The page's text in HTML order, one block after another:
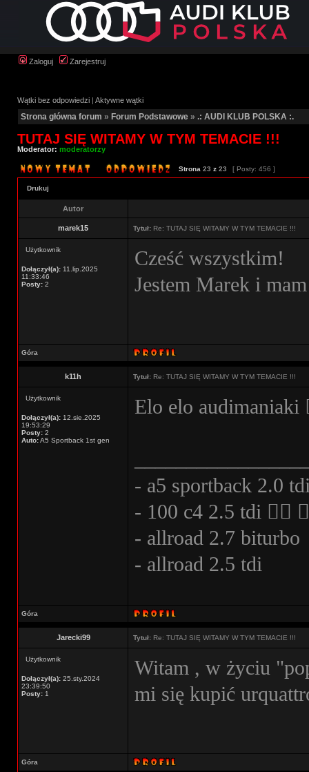
Zaloguj Zarejestruj
Wątki bez odpowiedzi | Aktywne wątki
Strona główna forum » Forum Podstawowe » .: AUDI KLUB POLSKA :.
TUTAJ SIĘ WITAMY W TYM TEMACIE !!!
Moderator: moderatorzy
Strona 23 z 23 [ Posty: 456 ]
Drukuj
Autor
marek15 Tytuł: Re: TUTAJ SIĘ WITAMY W TYM TEMACIE !!!
Użytkownik
Dołączył(a): 11.lip.2025
11:33:46
Posty: 2
Cześć wszystkim!
Jestem Marek i
Góra
k11h Tytuł: Re: TUTAJ SIĘ WITAMY W TYM TEMACIE !!!
Użytkownik
Dołączył(a): 12.sie.2025
19:53:29
Posty: 2
Auto:A5 Sportback 1st gen
Elo elo audimaniaki
- a5 sportback 2.0
- 100 c4 2.5 tdi ⠀⃝
- allroad 2.7 biturbo
- allroad 2.5 tdi
Góra
Jarecki99 Tytuł: Re: TUTAJ SIĘ WITAMY W TYM TEMACIE !!!
Użytkownik
Dołączył(a): 25.sty.2024
23:39:50
Posty: 1
Witam , w życiu
mi się kupić
Góra